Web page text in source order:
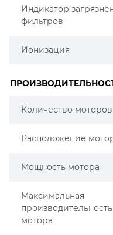
Индикатор
фильтров
Ионизация
Количество моторов
Расположение
Мощность мотора
Максимальная
производительность
мотора